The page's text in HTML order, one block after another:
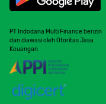
PT Indodana Multi Finance berizin
dan diawasi oleh Otoritas Jasa
Keuangan